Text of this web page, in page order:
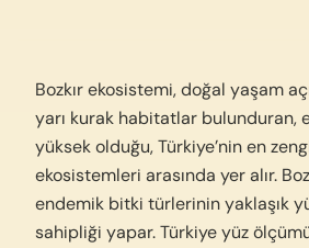
Bozkır ekosistemi, doğal yaşam
yarı kurak habitatlar bulunduran,
yüksek olduğu, Türkiye’nin en
ekosistemleri arasında yer alır.
endemik bitki türlerinin yaklaşık
sahipliği yapar. Türkiye yüz